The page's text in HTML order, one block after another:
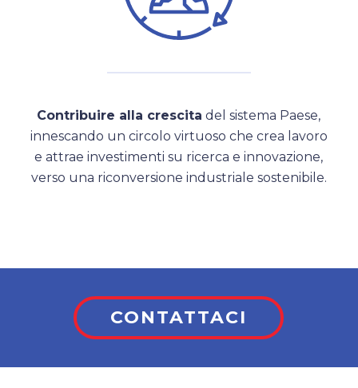
Contribuire alla crescita del sistema Paese,
innescando un circolo virtuoso che crea lavoro
e attrae investimenti su ricerca e innovazione,
verso una riconversione industriale sostenibile.
CONTATTACI